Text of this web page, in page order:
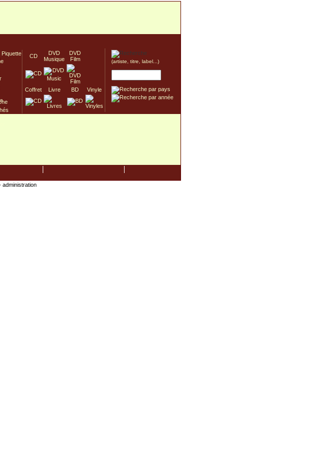
CD
DVD
Musique
DVD
Film
Coffret Livre BD Vinyle
(artiste, titre, label...)
administration